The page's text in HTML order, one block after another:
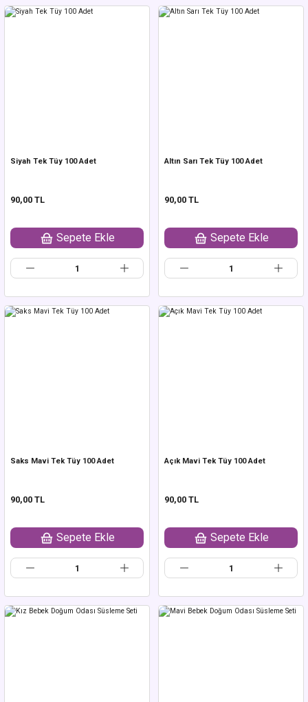
Siyah Tek Tüy 100 Adet
90,00 TL
Sepete Ekle
Altın Sarı Tek Tüy 100 Adet
90,00 TL
Sepete Ekle
Saks Mavi Tek Tüy 100 Adet
90,00 TL
Sepete Ekle
Açık Mavi Tek Tüy 100 Adet
90,00 TL
Sepete Ekle